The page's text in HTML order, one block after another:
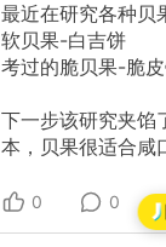
最近在研究各种贝
软贝果-白吉饼
考过的脆贝果-脆
下一步该研究夹馅
本，贝果很适合咸
0 0